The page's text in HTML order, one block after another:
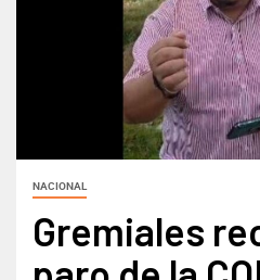
NACIONAL
Gremiales